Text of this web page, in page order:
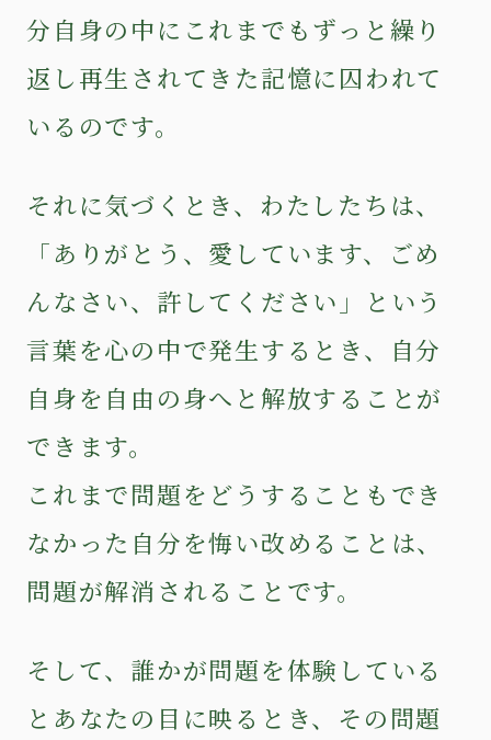
分自身の中にこれまでもずっと繰り
返し再生されてきた記憶に囚われて
いるのです。
それに気づくとき、わたしたちは、
「ありがとう、愛しています、ごめ
んなさい、許してください」という
言葉を心の中で発生するとき、自分
自身を自由の身へと解放することが
できます。
これまで問題をどうすることもでき
なかった自分を悔い改めることは、
問題が解消されることです。
そして、誰かが問題を体験している
とあなたの目に映るとき、その問題